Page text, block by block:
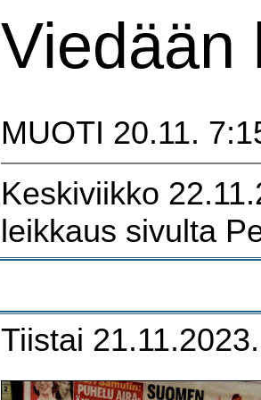
Viedään
MUOTI 20.11.
Keskiviikko
leikkaus sivulta
Tiistai 21.11.2023.